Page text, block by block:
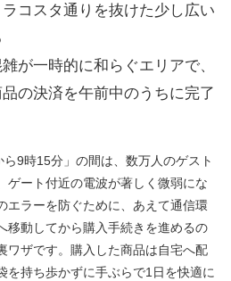
コスタ通りを抜けた少し広い
が一時的に和らぐエリアで、
の決済を午前中のうちに完了
9時15分」の間は、数万人のゲスト
ゲート付近の電波が著しく微弱にな
エラーを防ぐために、あえて通信環
移動してから購入手続きを進めるの
ワザです。購入した商品は自宅へ配
を持ち歩かずに手ぶらで1日を快適に